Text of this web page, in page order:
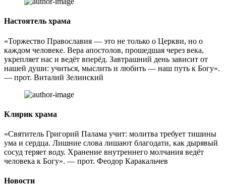
Настоятель храма
«Торжество Православия — это не только о Церкви, но о
каждом человеке. Вера апостолов, прошедшая через века,
укрепляет нас и ведёт вперёд. Завтрашний день зависит от
нашей души: учиться, мыслить и любить — наш путь к Богу».
— прот. Виталий Зелинский
Клирик храма
«Святитель Григорий Палама учит: молитва требует тишины
ума и сердца. Лишние слова лишают благодати, как дырявый
сосуд теряет воду. Хранение внутреннего молчания ведёт
человека к Богу». — прот. Феодор Каракальчев
Новости